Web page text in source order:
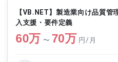
療機器向けアプリケーシ
対応 ・VB.NETおよび
業 ・基本設計からテス
応 ・既存アプリケーシ
【VB.NET】製造業向け品質管
入支援・要件定義
60万 〜 70万 円/月